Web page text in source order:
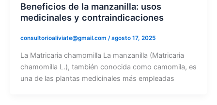
Beneficios de la manzanilla: usos
medicinales y contraindicaciones
consultorioaliviate@gmail.com /agosto 17, 2025
La Matricaria chamomilla La manzanilla (Matricaria
chamomilla L.), también conocida como camomila, es
una de las plantas medicinales más empleadas